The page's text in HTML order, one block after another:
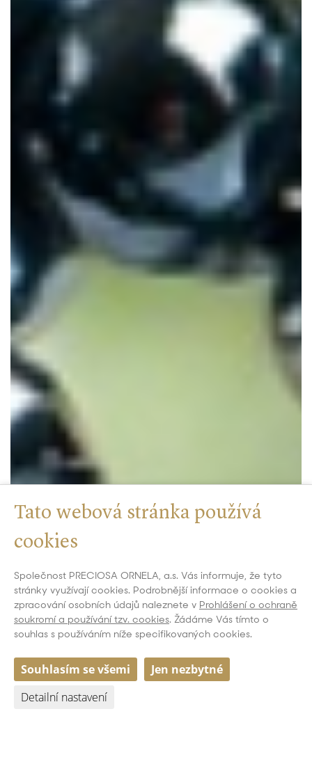
Tato webová stránka používá
cookies
Společnost PRECIOSA ORNELA, a.s. Vás informuje, že tyto
stránky využívají cookies. Podrobnější informace o cookies a
zpracování osobních údajů naleznete v Prohlášení o ochraně
soukromí a používání tzv. cookies. Žádáme Vás tímto o
souhlas s používáním níže specifikovaných cookies.
Souhlasím se všemi
Jen nezbytné
Detailní nastavení